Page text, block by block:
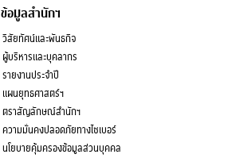
ข้อมูลสำนักฯ
วิสัยทัศน์และพันธกิจ
ผู้บริหารและบุคลากร
รายงานประจำปี
แผนยุทธศาสตร์ฯ
ตราสัญลักษณ์สำนักฯ
ความมั่นคงปลอดภัยทางไซเบอร์
นโยบายคุ้มครองข้อมูลส่วนบุคคล